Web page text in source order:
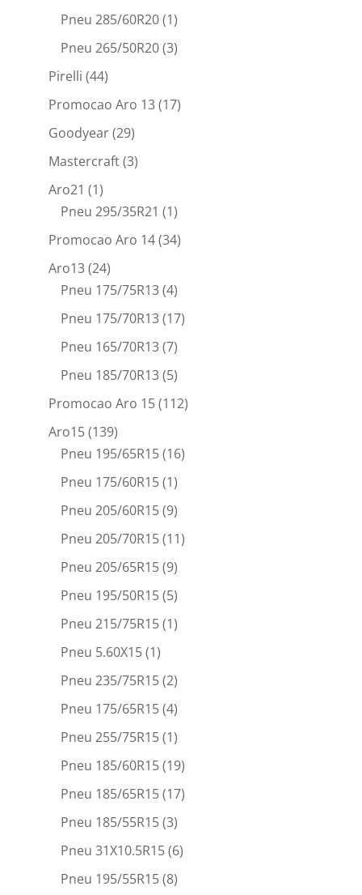
Pneu 285/60R20(1)
Pneu 265/50R20(3)
Pirelli (44)
Promocao Aro 13(17)
Goodyear(29)
Mastercraft(3)
Aro21 (1)
Pneu 295/35R21 (1)
Promocao Aro 14(34)
Aro13(24)
Pneu 175/75R13(4)
Pneu 175/70R13(17)
Pneu 165/70R13(7)
Pneu 185/70R13(5)
Promocao Aro 15(112)
Aro15(139)
Pneu 195/65R15(16)
Pneu 175/60R15(1)
Pneu 205/60R15(9)
Pneu 205/70R15(11)
Pneu 205/65R15(9)
Pneu 195/50R15(5)
Pneu 215/75R15(1)
Pneu 5.60X15(1)
Pneu 235/75R15(2)
Pneu 175/65R15(4)
Pneu 255/75R15(1)
Pneu 185/60R15(19)
Pneu 185/65R15(17)
Pneu 185/55R15(3)
Pneu 31X10.5R15(6)
Pneu 195/55R15(8)